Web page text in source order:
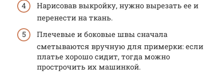
Нарисовав выкройку, нужно вырезать ее и
перенести на ткань.
Плечевые и боковые швы сначала
сметываются вручную для примерки: если
платье хорошо сидит, тогда можно
прострочить их машинкой.